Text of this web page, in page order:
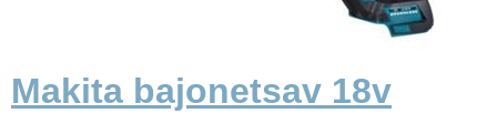
Makita bajonetsav 18v